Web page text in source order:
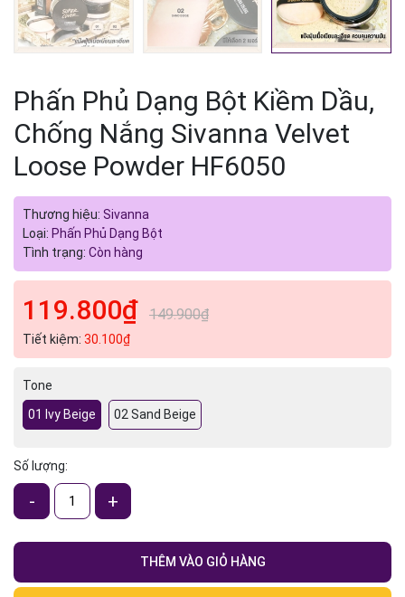
Phấn Phủ Dạng Bột Kiềm Dầu,
Chống Nắng Sivanna Velvet
Loose Powder HF6050
Thương hiệu: Sivanna
Loại: Phấn Phủ Dạng Bột
Tình trạng: Còn hàng
119.800₫ 149.900₫
Tiết kiệm: 30.100₫
Tone
01 Ivy Beige
02 Sand Beige
Số lượng:
- +
THÊM VÀO GIỎ HÀNG